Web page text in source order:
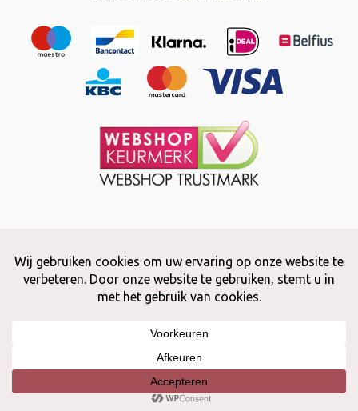
Copyright © 2026 Snuffelstore
Adax BV - 0032 (0)50 66 56 51 -info@snuffelstore.be
Created byWeCodeIT